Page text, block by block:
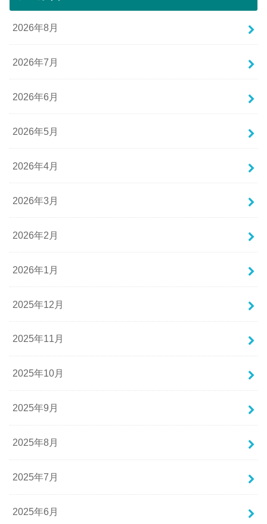
2026年8月
2026年7月
2026年6月
2026年5月
2026年4月
2026年3月
2026年2月
2026年1月
2025年12月
2025年11月
2025年10月
2025年9月
2025年8月
2025年7月
2025年6月